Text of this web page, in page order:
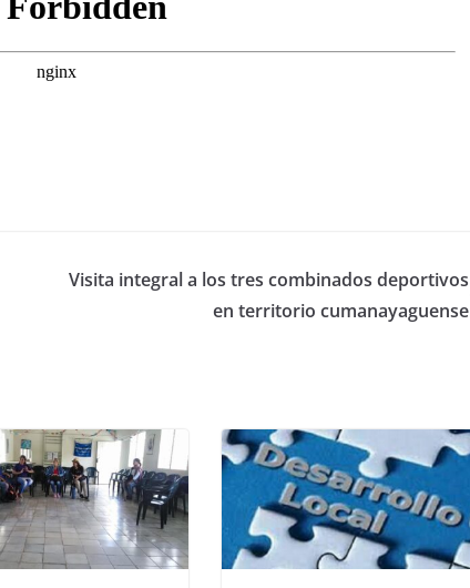
Visita integral a los tres combinados deportivos
en territorio cumanayaguense